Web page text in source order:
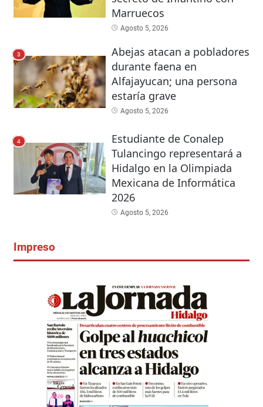
Marruecos
Agosto 5, 2026
3
Abejas atacan a pobladores
durante faena en
Alfajayucan; una persona
estaría grave
Agosto 5, 2026
4
Estudiante de Conalep
Tulancingo representará a
Hidalgo en la Olimpiada
Mexicana de Informática
2026
Agosto 5, 2026
Impreso